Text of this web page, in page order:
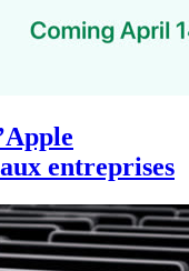
entreprises